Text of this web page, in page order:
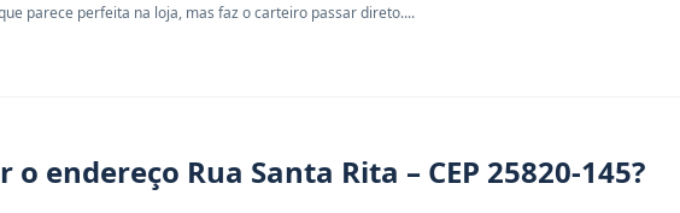
parece perfeita na loja, mas faz o carteiro passar direto....
o endereço Rua Santa Rita – CEP 25820-145?